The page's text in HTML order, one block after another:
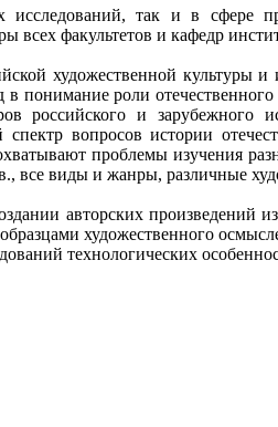
так и в сфере
всех факультетов и кафедр
художественной культуры и
понимание роли
российского и
вопросов истории
проблемы изучения
виды и жанры, различные
авторских произведений
художественного
технологических